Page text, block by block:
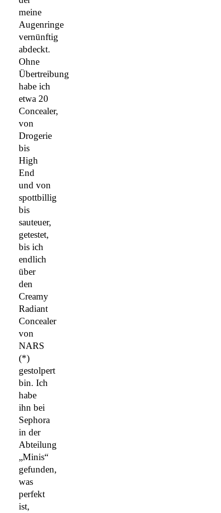
meine
Augenringe
vernünftig
abdeckt.
Ohne
Übertreibung
habe ich
etwa 20
Concealer,
von
Drogerie
bis
High
End
und von
spottbillig
bis
sauteuer,
getestet,
bis ich
endlich
über
den
Creamy
Radiant
Concealer
von
NARS
(*)
gestolpert
bin. Ich
habe
ihn bei
Sephora
in der
Abteilung
„Minis“
gefunden,
was
perfekt
ist,